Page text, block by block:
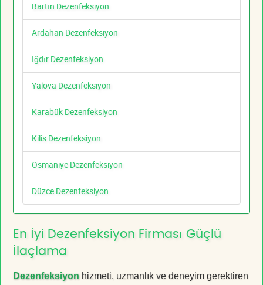
Bartın Dezenfeksiyon
Ardahan Dezenfeksiyon
Iğdır Dezenfeksiyon
Yalova Dezenfeksiyon
Karabük Dezenfeksiyon
Kilis Dezenfeksiyon
Osmaniye Dezenfeksiyon
Düzce Dezenfeksiyon
En İyi Dezenfeksiyon Firması Güçlü
İlaçlama
Dezenfeksiyon hizmeti, uzmanlık ve deneyim gerektiren